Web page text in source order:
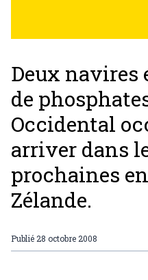
Deux navires
de
Occidental
arriver dans
prochaines
Zélande.
Publié 28 octobre 2008